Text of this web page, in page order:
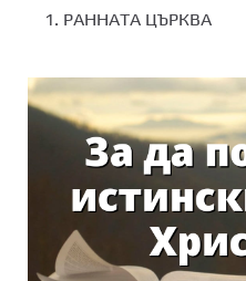
1. РАННАТА ЦЪРКВА